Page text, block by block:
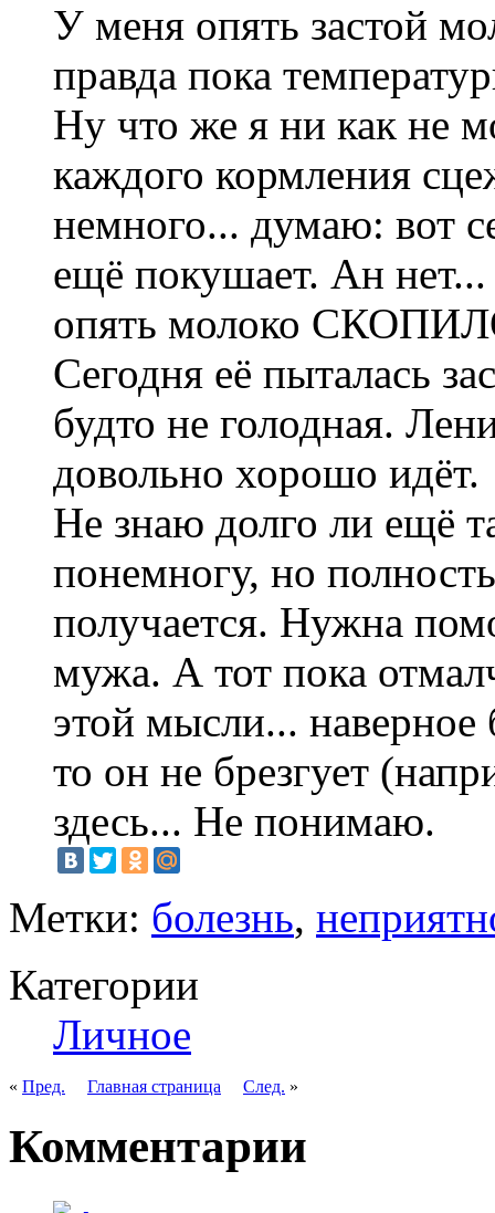
У меня опять застой
правда пока
Ну что же я ни как не
каждого кормления
немного... думаю: вот
ещё покушает. Ан
опять молоко
Сегодня её пыталась
будто не голодная.
довольно хорошо идёт.
Не знаю долго ли ещё
понемногу, но
получается. Нужна
мужа. А тот пока
этой мысли... наверное
то он не брезгует
здесь... Не понимаю.
Метки: болезнь,
Категории
Личное
« Пред. Главная страница След. »
Комментарии